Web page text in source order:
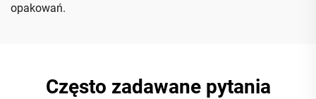
opakowań.
Często zadawane pytania